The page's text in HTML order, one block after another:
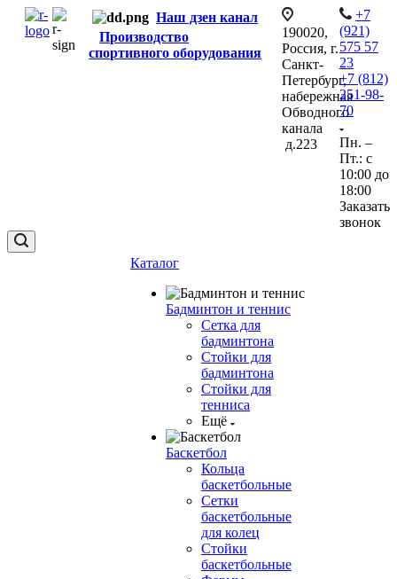
Наш дзен канал
Производство
спортивного оборудования
190020,
Россия, г.
Санкт-
Петербург,
набережная
Обводного
канала
д.223
+7
(921)
575 57
23
+7 (812)
251-98-
70
Пн. –
Пт.: с
10:00 до
18:00
Заказать
звонок
Каталог
Бадминтон и теннис
Сетка для
бадминтона
Стойки для
бадминтона
Стойки для
тенниса
Ещё
Баскетбол
Кольца
баскетбольные
Сетки
баскетбольные
для колец
Стойки
баскетбольные